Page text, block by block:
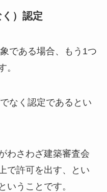
）認定
である場合、もう1つ
。
なく認定であるとい
わさわざ建築審査会
で許可を出す、とい
いうことです。